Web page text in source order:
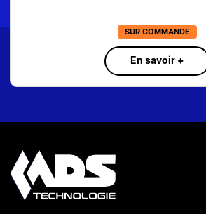
SUR COMMANDE
En savoir +